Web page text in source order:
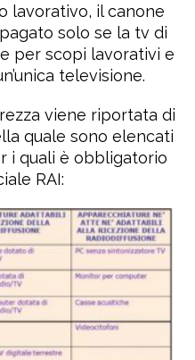
lavorativo, il canone
solo se la tv di
per scopi lavorativi e
televisione.
viene riportata di
quale sono elencati
i quali è obbligatorio
RAI: